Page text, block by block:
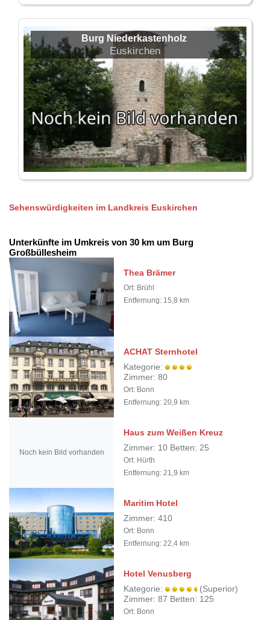
Burg Niederkastenholz
Euskirchen
Sehenswürdigkeiten im Landkreis Euskirchen
Unterkünfte im Umkreis von 30 km um Burg
Großbüllesheim
Thea Brämer
Ort: Brühl
Entfernung: 15,8 km
ACHAT Sternhotel
Kategorie:
Zimmer: 80
Ort: Bonn
Entfernung: 20,9 km
Noch kein Bild vorhanden
Haus zum Weißen Kreuz
Zimmer: 10 Betten: 25
Ort: Hürth
Entfernung: 21,9 km
Maritim Hotel
Zimmer: 410
Ort: Bonn
Entfernung: 22,4 km
Hotel Venusberg
Kategorie:
(Superior)
Zimmer: 87 Betten: 125
Ort: Bonn